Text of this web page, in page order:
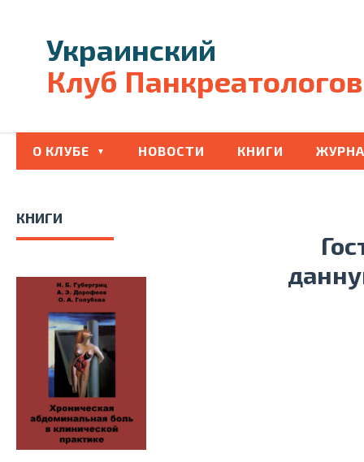
Украинский
Клуб Панкреатологов
О КЛУБЕ НОВОСТИ КНИГИ
КНИГИ